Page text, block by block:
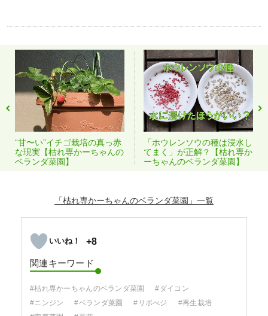
“甘〜い”イチゴ栽培の真っ赤
な現実【枯れ専かーちゃんの
ベランダ菜園】
「ホウレンソウの種は浸水し
てまく」が正解？【枯れ専か
ーちゃんのベランダ菜園】
「枯れ専かーちゃんのベランダ菜園」
+8
関連キーワード
#枯れ専かーちゃんのベランダ菜園
#ダイコン
#ニンジン
#ベランダ菜園 #リボべジ
#再生栽培